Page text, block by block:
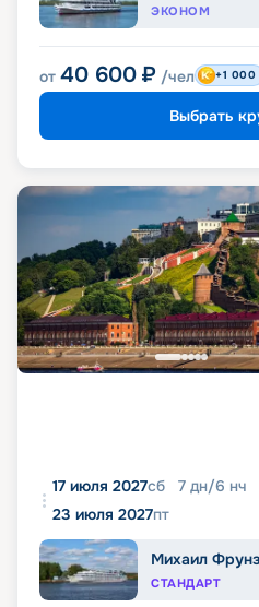
ЭКОНОМ
от 40 600 ₽ /чел +1 000
Выбрать
17 июля 2027сб 7 дн/6 нч
23 июля 2027пт
Михаил
СТАНДАРТ